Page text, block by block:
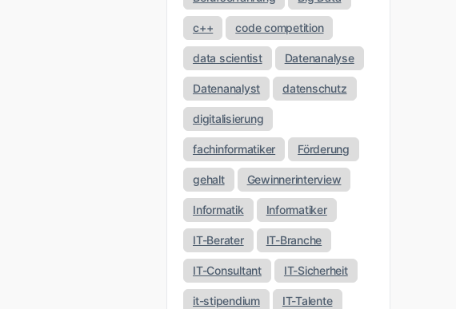
c++ code competition
data scientist Datenanalyse
Datenanalyst datenschutz
digitalisierung
fachinformatiker Förderung
gehalt Gewinnerinterview
Informatik Informatiker
IT-Berater IT-Branche
IT-Consultant IT-Sicherheit
it-stipendium IT-Talente